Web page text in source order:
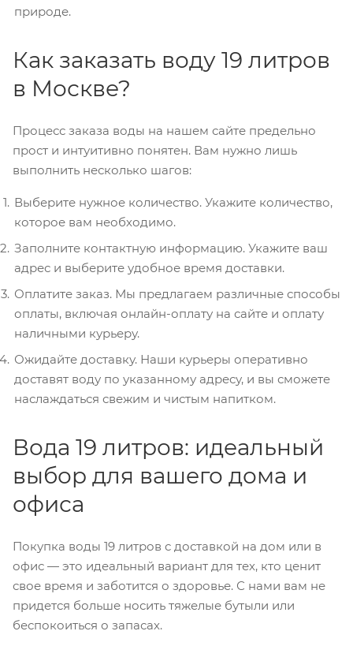
природе.
Как заказать воду 19 литров
в Москве?
Процесс заказа воды на нашем сайте предельно
прост и интуитивно понятен. Вам нужно лишь
выполнить несколько шагов:
Выберите нужное количество. Укажите количество,
которое вам необходимо.
Заполните контактную информацию. Укажите ваш
адрес и выберите удобное время доставки.
Оплатите заказ. Мы предлагаем различные способы
оплаты, включая онлайн-оплату на сайте и оплату
наличными курьеру.
Ожидайте доставку. Наши курьеры оперативно
доставят воду по указанному адресу, и вы сможете
наслаждаться свежим и чистым напитком.
Вода 19 литров: идеальный
выбор для вашего дома и
офиса
Покупка воды 19 литров с доставкой на дом или в
офис — это идеальный вариант для тех, кто ценит
свое время и заботится о здоровье. С нами вам не
придется больше носить тяжелые бутыли или
беспокоиться о запасах.